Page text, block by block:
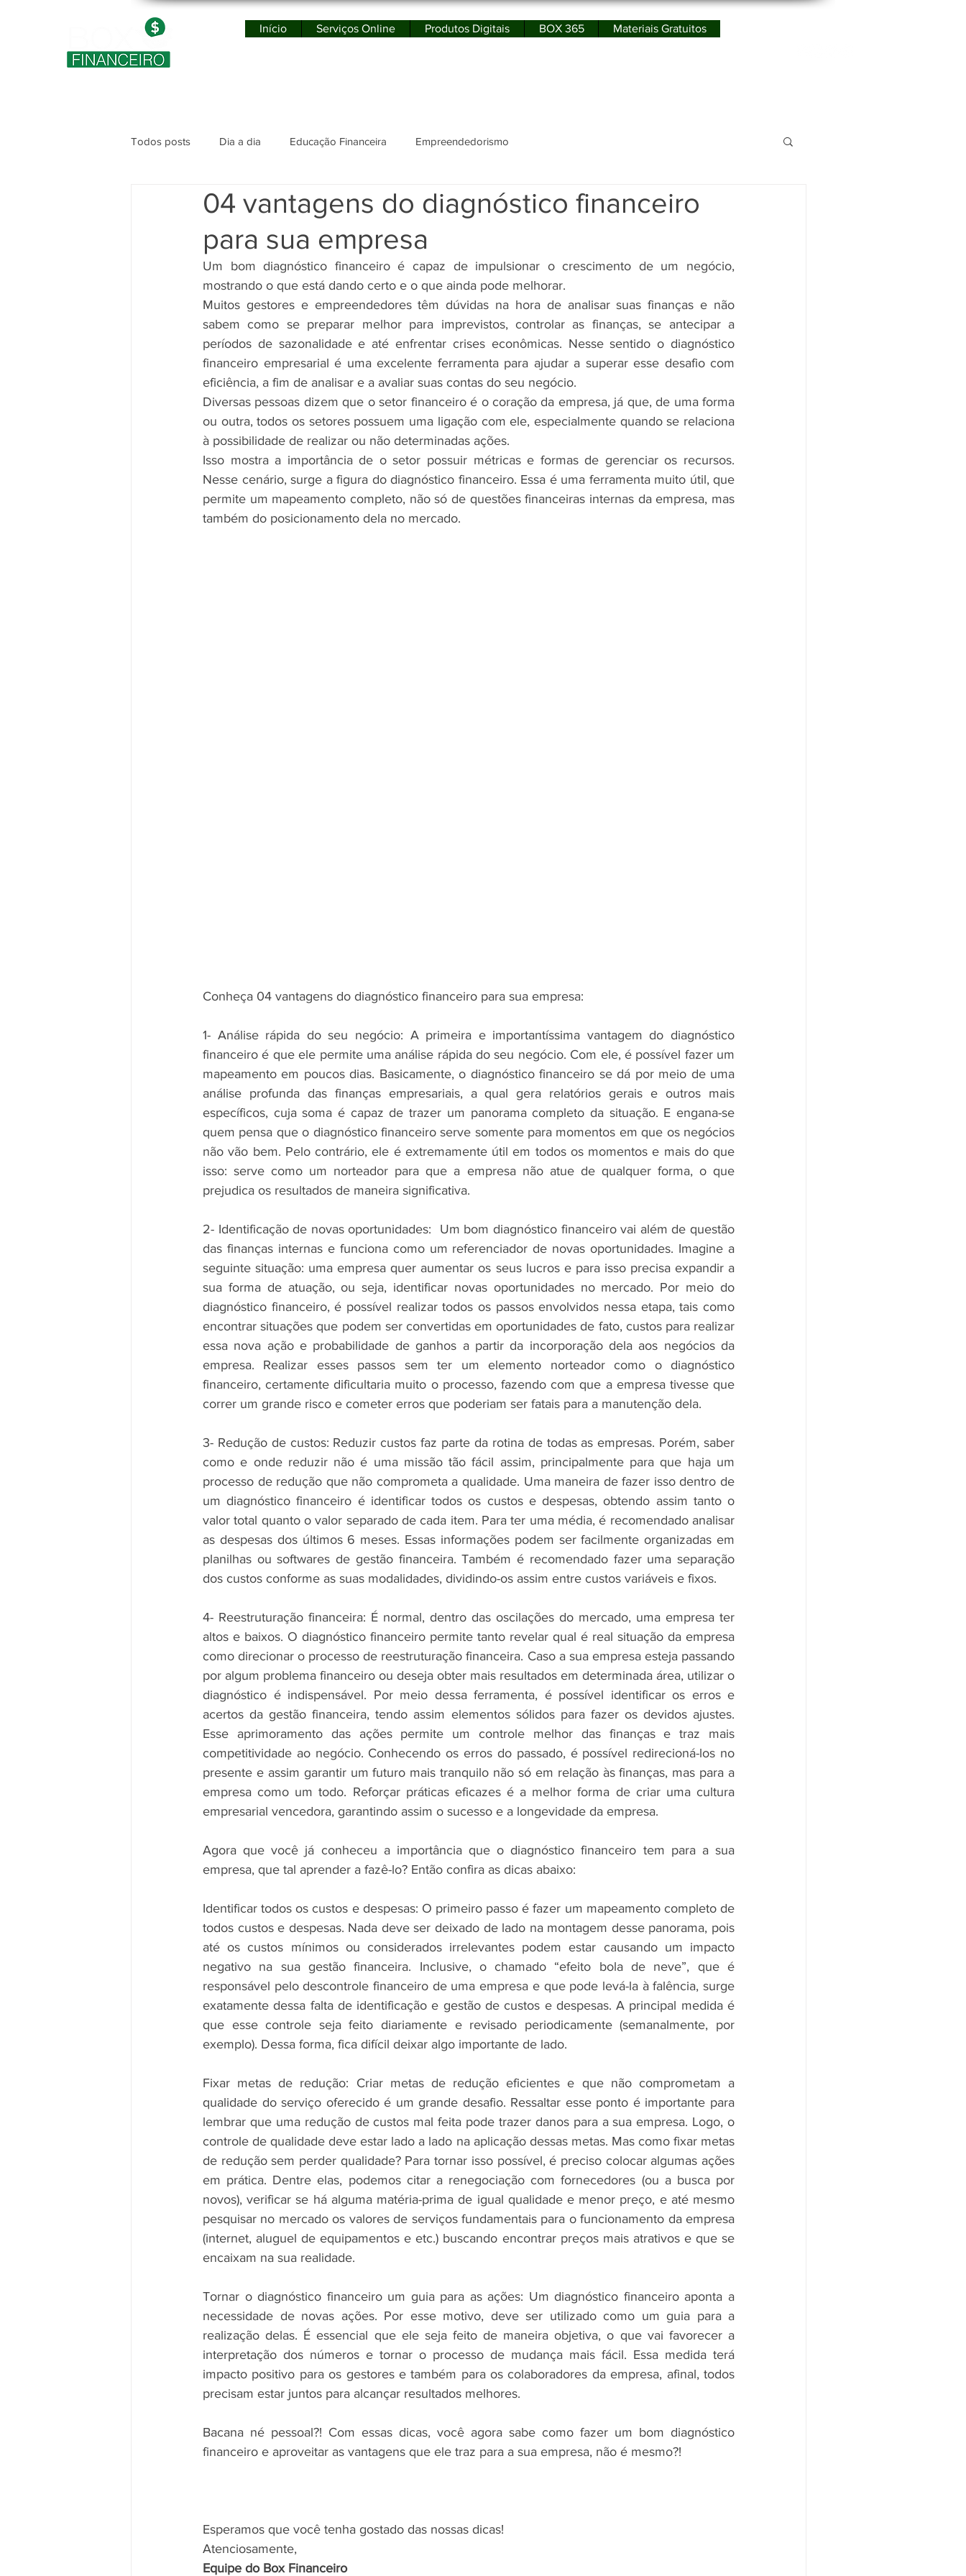
Início Serviços Online Produtos Digitais BOX 365 Materiais Gratuitos
Todos posts Dia a dia Educação Financeira Empreendedorismo
04 vantagens do diagnóstico financeiro
para sua empresa
Um bom diagnóstico financeiro é capaz de impulsionar o crescimento de um negócio,
mostrando o que está dando certo e o que ainda pode melhorar.
Muitos gestores e empreendedores têm dúvidas na hora de analisar suas finanças e não
sabem como se preparar melhor para imprevistos, controlar as finanças, se antecipar a
períodos de sazonalidade e até enfrentar crises econômicas. Nesse sentido o diagnóstico
financeiro empresarial é uma excelente ferramenta para ajudar a superar esse desafio com
eficiência, a fim de analisar e a avaliar suas contas do seu negócio.
Diversas pessoas dizem que o setor financeiro é o coração da empresa, já que, de uma forma
ou outra, todos os setores possuem uma ligação com ele, especialmente quando se relaciona
à possibilidade de realizar ou não determinadas ações.
Isso mostra a importância de o setor possuir métricas e formas de gerenciar os recursos.
Nesse cenário, surge a figura do diagnóstico financeiro. Essa é uma ferramenta muito útil, que
permite um mapeamento completo, não só de questões financeiras internas da empresa, mas
também do posicionamento dela no mercado.
Conheça 04 vantagens do diagnóstico financeiro para sua empresa:
1- Análise rápida do seu negócio: A primeira e importantíssima vantagem do diagnóstico
financeiro é que ele permite uma análise rápida do seu negócio. Com ele, é possível fazer um
mapeamento em poucos dias. Basicamente, o diagnóstico financeiro se dá por meio de uma
análise profunda das finanças empresariais, a qual gera relatórios gerais e outros mais
específicos, cuja soma é capaz de trazer um panorama completo da situação. E engana-se
quem pensa que o diagnóstico financeiro serve somente para momentos em que os negócios
não vão bem. Pelo contrário, ele é extremamente útil em todos os momentos e mais do que
isso: serve como um norteador para que a empresa não atue de qualquer forma, o que
prejudica os resultados de maneira significativa.
2- Identificação de novas oportunidades:  Um bom diagnóstico financeiro vai além de questão
das finanças internas e funciona como um referenciador de novas oportunidades. Imagine a
seguinte situação: uma empresa quer aumentar os seus lucros e para isso precisa expandir a
sua forma de atuação, ou seja, identificar novas oportunidades no mercado. Por meio do
diagnóstico financeiro, é possível realizar todos os passos envolvidos nessa etapa, tais como
encontrar situações que podem ser convertidas em oportunidades de fato, custos para realizar
essa nova ação e probabilidade de ganhos a partir da incorporação dela aos negócios da
empresa. Realizar esses passos sem ter um elemento norteador como o diagnóstico
financeiro, certamente dificultaria muito o processo, fazendo com que a empresa tivesse que
correr um grande risco e cometer erros que poderiam ser fatais para a manutenção dela.
3- Redução de custos: Reduzir custos faz parte da rotina de todas as empresas. Porém, saber
como e onde reduzir não é uma missão tão fácil assim, principalmente para que haja um
processo de redução que não comprometa a qualidade. Uma maneira de fazer isso dentro de
um diagnóstico financeiro é identificar todos os custos e despesas, obtendo assim tanto o
valor total quanto o valor separado de cada item. Para ter uma média, é recomendado analisar
as despesas dos últimos 6 meses. Essas informações podem ser facilmente organizadas em
planilhas ou softwares de gestão financeira. Também é recomendado fazer uma separação
dos custos conforme as suas modalidades, dividindo-os assim entre custos variáveis e fixos.
4- Reestruturação financeira: É normal, dentro das oscilações do mercado, uma empresa ter
altos e baixos. O diagnóstico financeiro permite tanto revelar qual é real situação da empresa
como direcionar o processo de reestruturação financeira. Caso a sua empresa esteja passando
por algum problema financeiro ou deseja obter mais resultados em determinada área, utilizar o
diagnóstico é indispensável. Por meio dessa ferramenta, é possível identificar os erros e
acertos da gestão financeira, tendo assim elementos sólidos para fazer os devidos ajustes.
Esse aprimoramento das ações permite um controle melhor das finanças e traz mais
competitividade ao negócio. Conhecendo os erros do passado, é possível redirecioná-los no
presente e assim garantir um futuro mais tranquilo não só em relação às finanças, mas para a
empresa como um todo. Reforçar práticas eficazes é a melhor forma de criar uma cultura
empresarial vencedora, garantindo assim o sucesso e a longevidade da empresa.
Agora que você já conheceu a importância que o diagnóstico financeiro tem para a sua
empresa, que tal aprender a fazê-lo? Então confira as dicas abaixo:
Identificar todos os custos e despesas: O primeiro passo é fazer um mapeamento completo de
todos custos e despesas. Nada deve ser deixado de lado na montagem desse panorama, pois
até os custos mínimos ou considerados irrelevantes podem estar causando um impacto
negativo na sua gestão financeira. Inclusive, o chamado “efeito bola de neve”, que é
responsável pelo descontrole financeiro de uma empresa e que pode levá-la à falência, surge
exatamente dessa falta de identificação e gestão de custos e despesas. A principal medida é
que esse controle seja feito diariamente e revisado periodicamente (semanalmente, por
exemplo). Dessa forma, fica difícil deixar algo importante de lado.
Fixar metas de redução: Criar metas de redução eficientes e que não comprometam a
qualidade do serviço oferecido é um grande desafio. Ressaltar esse ponto é importante para
lembrar que uma redução de custos mal feita pode trazer danos para a sua empresa. Logo, o
controle de qualidade deve estar lado a lado na aplicação dessas metas. Mas como fixar metas
de redução sem perder qualidade? Para tornar isso possível, é preciso colocar algumas ações
em prática. Dentre elas, podemos citar a renegociação com fornecedores (ou a busca por
novos), verificar se há alguma matéria-prima de igual qualidade e menor preço, e até mesmo
pesquisar no mercado os valores de serviços fundamentais para o funcionamento da empresa
(internet, aluguel de equipamentos e etc.) buscando encontrar preços mais atrativos e que se
encaixam na sua realidade.
Tornar o diagnóstico financeiro um guia para as ações: Um diagnóstico financeiro aponta a
necessidade de novas ações. Por esse motivo, deve ser utilizado como um guia para a
realização delas. É essencial que ele seja feito de maneira objetiva, o que vai favorecer a
interpretação dos números e tornar o processo de mudança mais fácil. Essa medida terá
impacto positivo para os gestores e também para os colaboradores da empresa, afinal, todos
precisam estar juntos para alcançar resultados melhores.
Bacana né pessoal?! Com essas dicas, você agora sabe como fazer um bom diagnóstico
financeiro e aproveitar as vantagens que ele traz para a sua empresa, não é mesmo?!
Esperamos que você tenha gostado das nossas dicas!
Atenciosamente,
Equipe do Box Financeiro